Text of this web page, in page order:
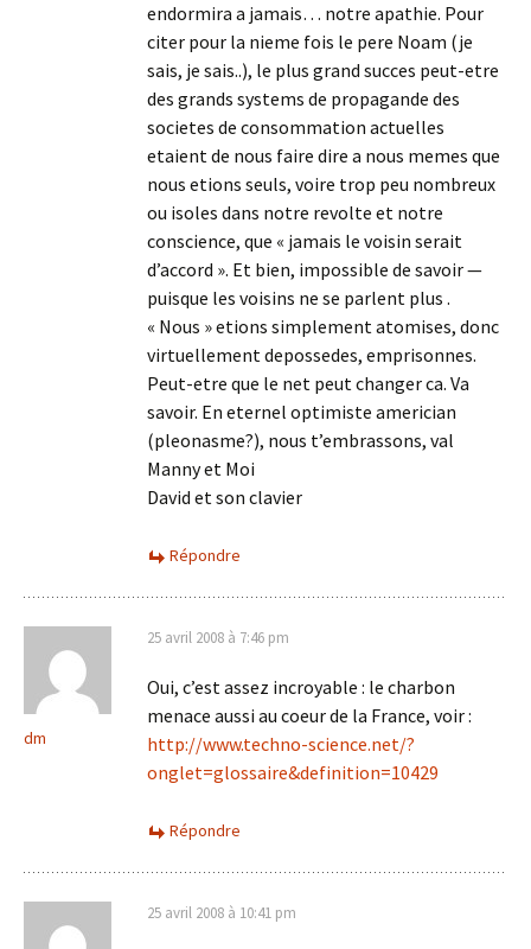
endormira a jamais… notre apathie. Pour
citer pour la nieme fois le pere Noam (je
sais, je sais..), le plus grand succes peut-etre
des grands systems de propagande des
societes de consommation actuelles
etaient de nous faire dire a nous memes que
nous etions seuls, voire trop peu nombreux
ou isoles dans notre revolte et notre
conscience, que « jamais le voisin serait
d’accord ». Et bien, impossible de savoir —
puisque les voisins ne se parlent plus .
« Nous » etions simplement atomises, donc
virtuellement depossedes, emprisonnes.
Peut-etre que le net peut changer ca. Va
savoir. En eternel optimiste americian
(pleonasme?), nous t’embrassons, val
Manny et Moi
David et son clavier
Répondre
dm
25 avril 2008 à 7:46 pm
Oui, c’est assez incroyable : le charbon
menace aussi au coeur de la France, voir :
http://www.techno-science.net/?
onglet=glossaire&definition=10429
Répondre
25 avril 2008 à 10:41 pm